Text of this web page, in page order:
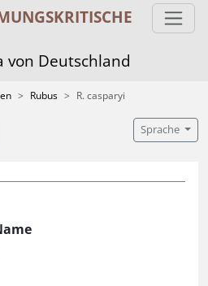
von Deutschland
Rubus R. casparyi
Sprache